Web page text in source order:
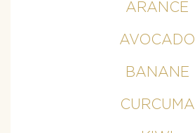
ARANCE
AVOCADO
BANANE
CURCUMA